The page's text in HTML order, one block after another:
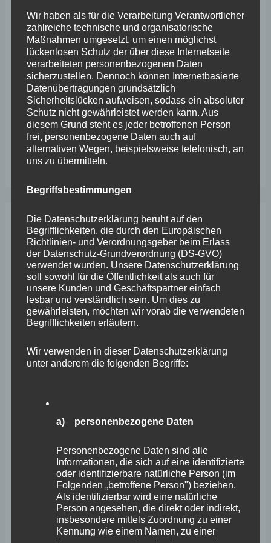
Wefelscheid lehnt Verfassungsänderung ab
VfL Kesselheim e.V. bittet Stadt um Unterstützung bei
Sanierung des Sportplatzes
Engstelle in Aachener Straße – Wefelscheid: „Rübenach
erstickt im Verkehr“
Wefelscheid besichtigt Fort Konstantin
Wefelscheid bei 3-jährigem Jubiläum von Particura
Archiv
April 2026
März 2026
Februar 2026
Januar 2026
Dezember 2025
September 2025
Juni 2025
April 2025
Wir haben als für die Verarbeitung Verantwortlicher
zahlreiche technische und organisatorische
Maßnahmen umgesetzt, um einen möglichst
lückenlosen Schutz der über diese Internetseite
verarbeiteten personenbezogenen Daten
sicherzustellen. Dennoch können Internetbasierte
Datenübertragungen grundsätzlich
Sicherheitslücken aufweisen, sodass ein absoluter
Schutz nicht gewährleistet werden kann. Aus
diesem Grund steht es jeder betroffenen Person
frei, personenbezogene Daten auch auf
alternativen Wegen, beispielsweise telefonisch, an
uns zu übermitteln.
Begriffsbestimmungen
Die Datenschutzerklärung beruht auf den
Begrifflichkeiten, die durch den Europäischen
Richtlinien- und Verordnungsgeber beim Erlass
der Datenschutz-Grundverordnung (DS-GVO)
verwendet wurden. Unsere Datenschutzerklärung
soll sowohl für die Öffentlichkeit als auch für
unsere Kunden und Geschäftspartner einfach
lesbar und verständlich sein. Um dies zu
gewährleisten, möchten wir vorab die verwendeten
Begrifflichkeiten erläutern.
Wir verwenden in dieser Datenschutzerklärung
unter anderem die folgenden Begriffe:
a) personenbezogene Daten
Personenbezogene Daten sind alle
Informationen, die sich auf eine identifizierte
oder identifizierbare natürliche Person (im
Folgenden „betroffene Person") beziehen.
Als identifizierbar wird eine natürliche
Person angesehen, die direkt oder indirekt,
insbesondere mittels Zuordnung zu einer
Kennung wie einem Namen, zu einer